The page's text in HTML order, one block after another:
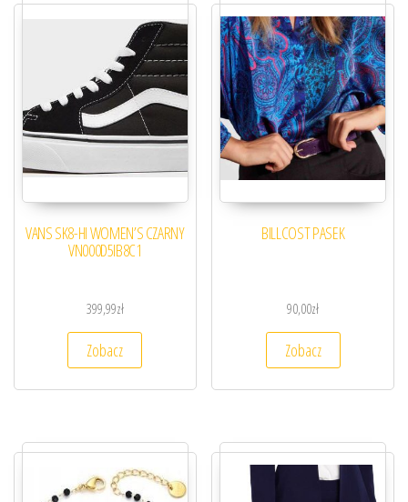
VANS SK8-HI WOMEN’S CZARNY
VN000D5IB8C1
399,99zł
Zobacz
BILLCOST PASEK
90,00zł
Zobacz